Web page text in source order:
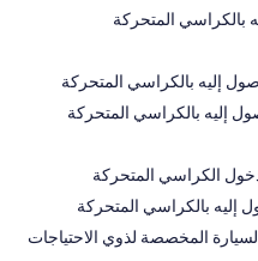
بالكراسي المتحركة
إليه بالكراسي المتحركة
إليه بالكراسي المتحركة
الكراسي المتحركة
بالكراسي المتحركة
السيارة المخصصة لذوي الاحتياجات